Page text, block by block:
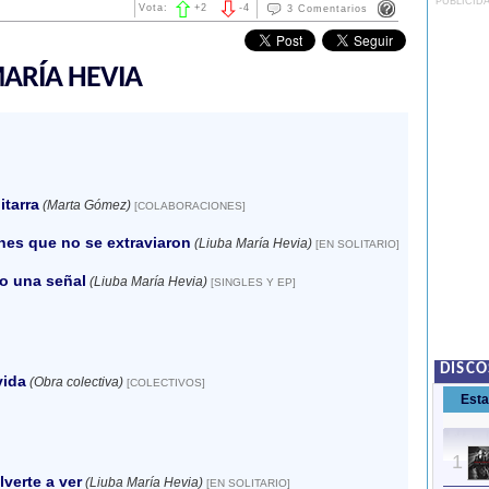
3 Comentarios
-4
Vota: +2
HEVIA
(Marta Gómez) [COLABORACIONES]
que no se extraviaron (Liuba María Hevia) [EN SOLITARIO]
una señal (Liuba María Hevia) [SINGLES Y EP]
(Obra colectiva) [COLECTIVOS]
a ver (Liuba María Hevia) [EN SOLITARIO]
1